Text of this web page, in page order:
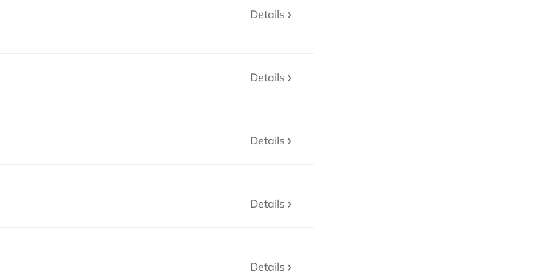
Details
Details
Details
Details
Details